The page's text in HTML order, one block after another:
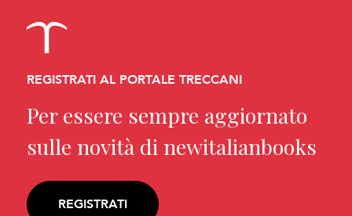
REGISTRATI AL PORTALE TRECCANI
Per essere sempre aggiornato
sulle novità di newitalianbooks
REGISTRATI